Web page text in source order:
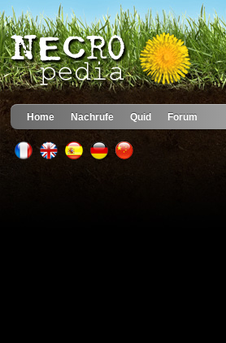
Home Nachrufe Quid Forum